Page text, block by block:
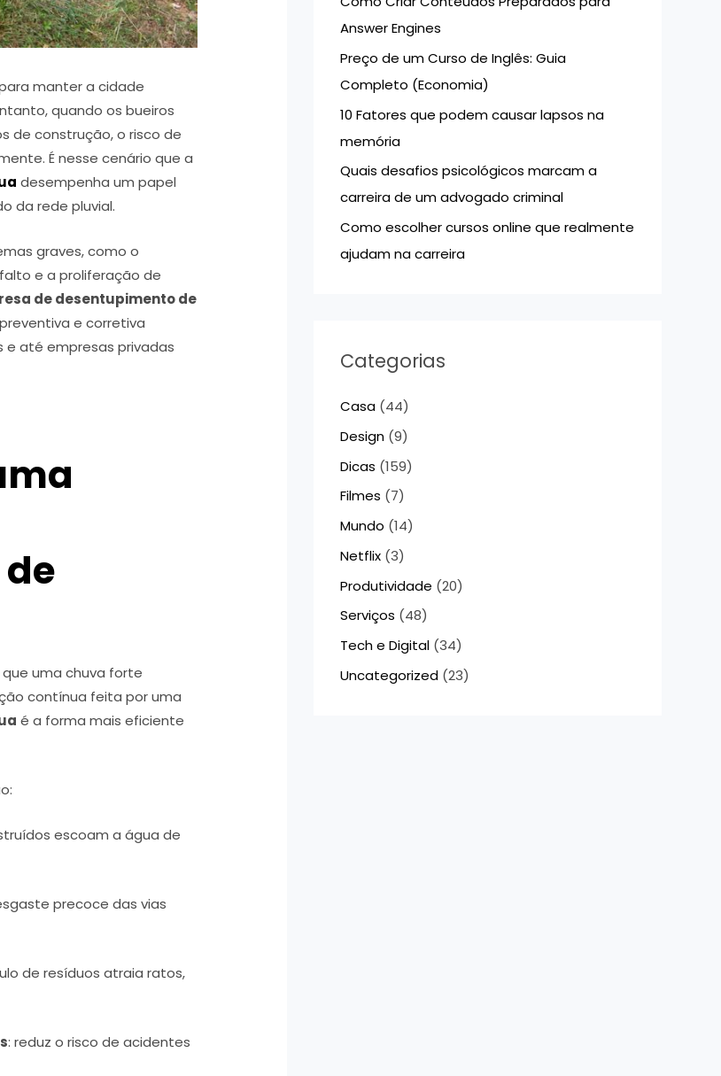
manter a cidade
quando os bueiros
de construção, o risco de
É nesse cenário que a
desempenha um papel
da rede pluvial.
graves, como o
e a proliferação de
de desentupimento de
e corretiva
e até empresas privadas
uma chuva forte
contínua feita por uma
é a forma mais eficiente
escoam a água de
precoce das vias
de resíduos atraia ratos,
: reduz o risco de acidentes
a
r
p
o
r
:
Answer Engines
Preço de um Curso de Inglês: Guia
Completo (Economia)
10 Fatores que podem causar lapsos na
memória
Quais desafios psicológicos marcam a
carreira de um advogado criminal
Como escolher cursos online que realmente
ajudam na carreira
Categorias
Casa(44)
Design(9)
Dicas (159)
Filmes (7)
Mundo (14)
Netflix(3)
Produtividade (20)
Serviços (48)
Tech e Digital(34)
Uncategorized(23)